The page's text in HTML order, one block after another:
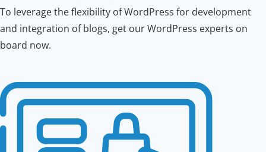
To leverage the flexibility of WordPress for development
and integration of blogs, get our WordPress experts on
board now.